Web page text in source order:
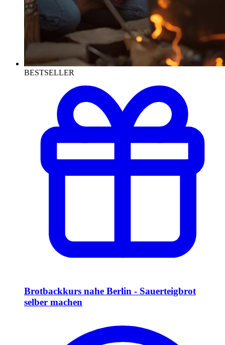
BESTSELLER
Brotbackkurs nahe Berlin - Sauerteigbrot
selber machen